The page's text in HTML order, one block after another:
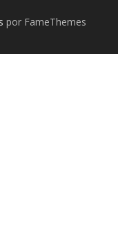
por FameThemes